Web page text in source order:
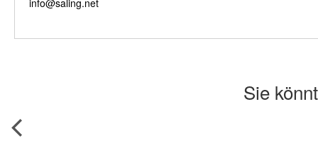
info@saling.net
Sie